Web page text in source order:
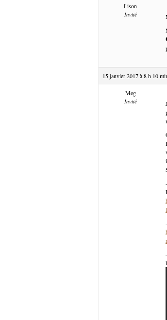
Lison
Invité
15 janvier 2017 à 8 h 10
Meg
Invité